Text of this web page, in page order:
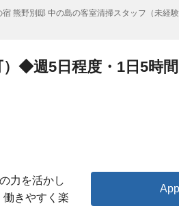
宿 熊野別邸 中の島の客室清掃スタッフ（未経
◆週5日程度・1日5時
力を活かし
きやすく楽